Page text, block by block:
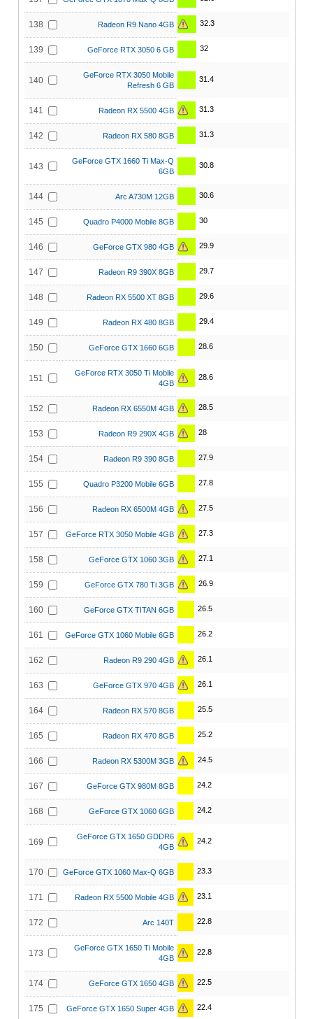
138 Radeon R9 Nano 4GB 32.3
139 GeForce RTX 3050 6 GB 32
140
GeForce RTX 3050 Mobile
Refresh 6 GB
31.4
141 Radeon RX 5500 4GB 31.3
142 Radeon RX 580 8GB 31.3
143
GeForce GTX 1660 Ti Max-Q
6GB
30.8
144 Arc A730M 12GB 30.6
145 Quadro P4000 Mobile 8GB 30
146 GeForce GTX 980 4GB 29.9
147 Radeon R9 390X 8GB 29.7
148 Radeon RX 5500 XT 8GB 29.6
149 Radeon RX 480 8GB 29.4
150 GeForce GTX 1660 6GB 28.6
151
GeForce RTX 3050 Ti Mobile
4GB
28.6
152 Radeon RX 6550M 4GB 28.5
153 Radeon R9 290X 4GB 28
154 Radeon R9 390 8GB 27.9
155 Quadro P3200 Mobile 6GB 27.8
156 Radeon RX 6500M 4GB 27.5
157 GeForce RTX 3050 Mobile 4GB 27.3
158 GeForce GTX 1060 3GB 27.1
159 GeForce GTX 780 Ti 3GB 26.9
160 GeForce GTX TITAN 6GB 26.5
161 GeForce GTX 1060 Mobile 6GB 26.2
162 Radeon R9 290 4GB 26.1
163 GeForce GTX 970 4GB 26.1
164 Radeon RX 570 8GB 25.5
165 Radeon RX 470 8GB 25.2
166 Radeon RX 5300M 3GB 24.5
167 GeForce GTX 980M 8GB 24.2
168 GeForce GTX 1060 6GB 24.2
169
GeForce GTX 1650 GDDR6
4GB
24.2
170 GeForce GTX 1060 Max-Q 6GB 23.3
171 Radeon RX 5500 Mobile 4GB 23.1
172 Arc 140T 22.8
173
GeForce GTX 1650 Ti Mobile
4GB
22.8
174 GeForce GTX 1650 4GB 22.5
175 GeForce GTX 1650 Super 4GB 22.4